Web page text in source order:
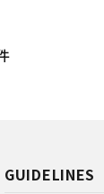
GUIDELINES